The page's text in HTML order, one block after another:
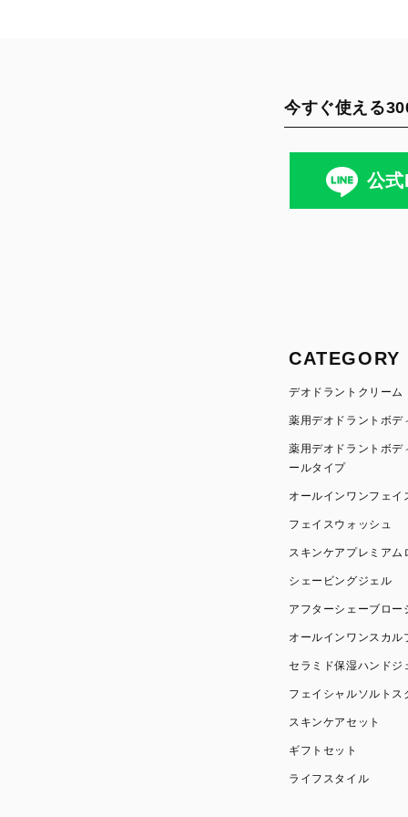
今すぐ使える
公
CATEGORY
デオドラントクリーム
薬用デオドラントボデ
薬用デオドラントボデ
ールタイプ
オールインワンフェイ
フェイスウォッシュ
スキンケアプレミアム
シェービングジェル
アフターシェーブロー
オールインワンスカル
セラミド保湿ハンドジ
フェイシャルソルトス
スキンケアセット
ギフトセット
ライフスタイル